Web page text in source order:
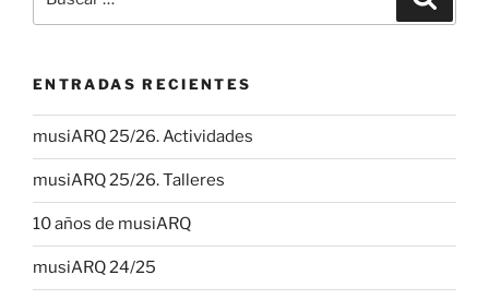
por:
ENTRADAS RECIENTES
musiARQ 25/26. Actividades
musiARQ 25/26. Talleres
10 años de musiARQ
musiARQ 24/25